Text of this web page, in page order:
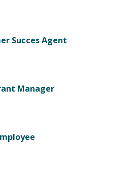
Succes Agent
Manager